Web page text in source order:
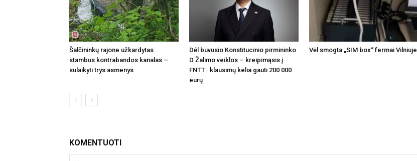
Šalčininkų rajone užkardytas
stambus kontrabandos kanalas –
sulaikyti trys asmenys
Dėl buvusio Konstitucinio pirmininko
D.Žalimo veiklos – kreipimąsis į
FNTT: klausimų kelia gauti 200 000
eurų
Vėl smogta „SIM box“ fermai Vilniuje
KOMENTUOTI